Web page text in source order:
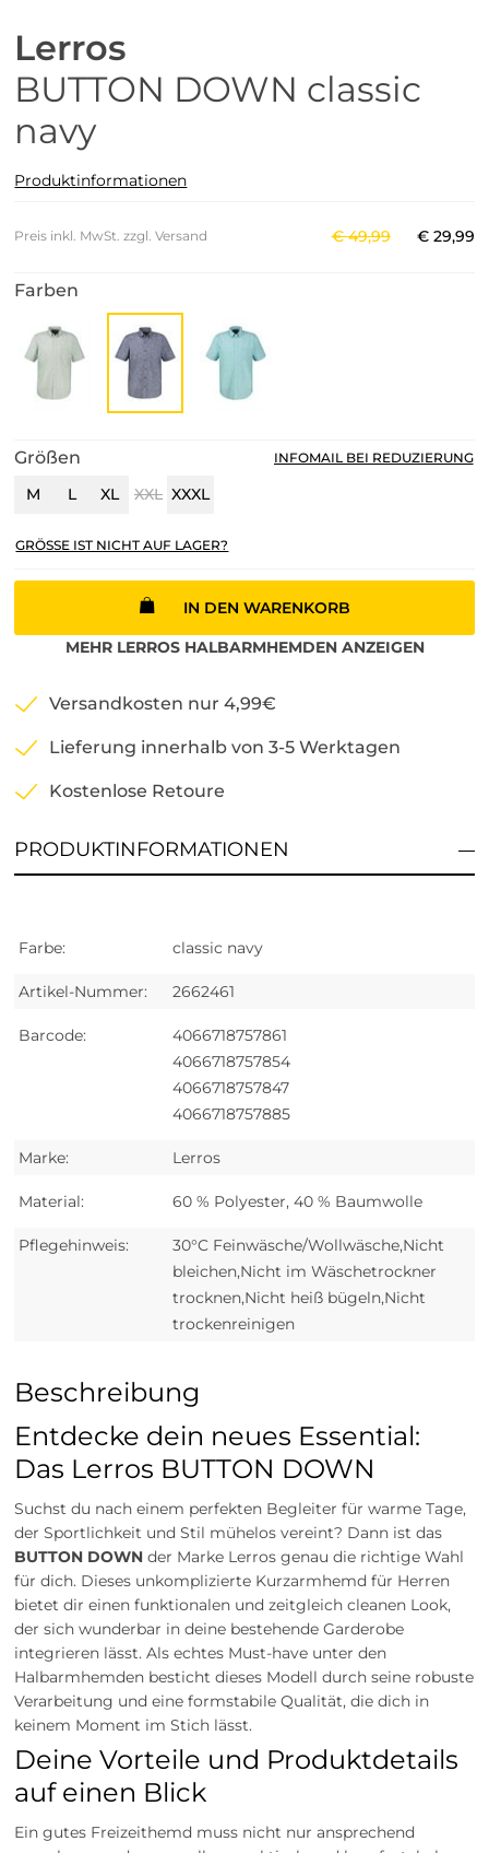
Lerros
BUTTON DOWN classic
navy
Produktinformationen
Preis inkl. MwSt. zzgl. Versand €49,99 € 29,99
Farben
Größen
M L XL XXL XXXL
INFOMAIL BEI REDUZIERUNG
GRÖSSE IST NICHT AUF LAGER?
IN DEN WARENKORB
MEHR LERROS HALBARMHEMDENANZEIGEN
Versandkosten nur 4,99€
Lieferung innerhalb von 3-5 Werktagen
Kostenlose Retoure
PRODUKTINFORMATIONEN
Farbe: classic navy
Artikel-Nummer: 2662461
Barcode:
4066718757861
4066718757854
4066718757847
4066718757885
Marke: Lerros
Material: 60 % Polyester, 40 % Baumwolle
Pflegehinweis:
30°C Feinwäsche/Wollwäsche,Nicht
bleichen,Nicht im Wäschetrockner
trocknen,Nicht heiß bügeln,Nicht
trockenreinigen
Beschreibung
Entdecke dein neues Essential:
Das Lerros BUTTON DOWN
Suchst du nach einem perfekten Begleiter für warme Tage,
der Sportlichkeit und Stil mühelos vereint? Dann ist das
BUTTON DOWN der Marke Lerros genau die richtige Wahl
für dich. Dieses unkomplizierte Kurzarmhemd für Herren
bietet dir einen funktionalen und zeitgleich cleanen Look,
der sich wunderbar in deine bestehende Garderobe
integrieren lässt. Als echtes Must-have unter den
Halbarmhemden besticht dieses Modell durch seine robuste
Verarbeitung und eine formstabile Qualität, die dich in
keinem Moment im Stich lässt.
Deine Vorteile und Produktdetails
auf einen Blick
Ein gutes Freizeithemd muss nicht nur ansprechend